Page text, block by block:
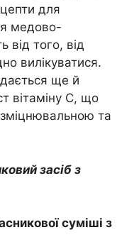
для
медово-
від того, від
вилікуватися.
ще й
вітаміну C, що
та
засіб з
суміші з